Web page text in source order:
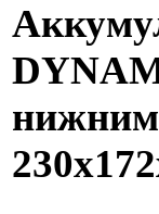
нижним